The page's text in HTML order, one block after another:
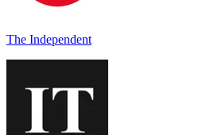
The Independent